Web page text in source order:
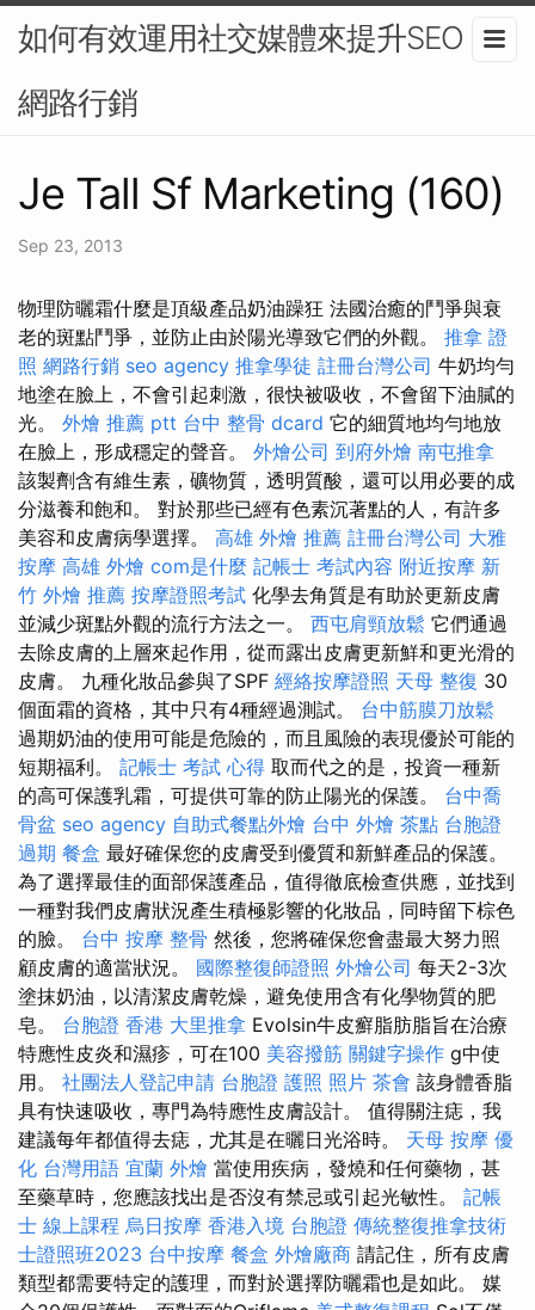
如何有效運用社交媒體來提升SEO？-
網路行銷
Je Tall Sf Marketing (160)
Sep 23, 2013
物理防曬霜什麼是頂級產品奶油躁狂 法國治癒的鬥爭與衰
老的斑點鬥爭，並防止由於陽光導致它們的外觀。 推拿 證
照 網路行銷 seo agency 推拿學徒 註冊台灣公司 牛奶均勻
地塗在臉上，不會引起刺激，很快被吸收，不會留下油膩的
光。 外燴 推薦 ptt 台中 整骨 dcard 它的細質地均勻地放
在臉上，形成穩定的聲音。 外燴公司 到府外燴 南屯推拿
該製劑含有維生素，礦物質，透明質酸，還可以用必要的成
分滋養和飽和。 對於那些已經有色素沉著點的人，有許多
美容和皮膚病學選擇。 高雄 外燴 推薦 註冊台灣公司 大雅
按摩 高雄 外燴 com是什麼 記帳士 考試內容 附近按摩 新
竹 外燴 推薦 按摩證照考試 化學去角質是有助於更新皮膚
並減少斑點外觀的流行方法之一。 西屯肩頸放鬆 它們通過
去除皮膚的上層來起作用，從而露出皮膚更新鮮和更光滑的
皮膚。 九種化妝品參與了SPF 經絡按摩證照 天母 整復 30
個面霜的資格，其中只有4種經過測試。 台中筋膜刀放鬆
過期奶油的使用可能是危險的，而且風險的表現優於可能的
短期福利。 記帳士 考試 心得 取而代之的是，投資一種新
的高可保護乳霜，可提供可靠的防止陽光的保護。 台中喬
骨盆 seo agency 自助式餐點外燴 台中 外燴 茶點 台胞證
過期 餐盒 最好確保您的皮膚受到優質和新鮮產品的保護。
為了選擇最佳的面部保護產品，值得徹底檢查供應，並找到
一種對我們皮膚狀況產生積極影響的化妝品，同時留下棕色
的臉。 台中 按摩 整骨 然後，您將確保您會盡最大努力照
顧皮膚的適當狀況。 國際整復師證照 外燴公司 每天2-3次
塗抹奶油，以清潔皮膚乾燥，避免使用含有化學物質的肥
皂。 台胞證 香港 大里推拿 Evolsin牛皮癬脂肪脂旨在治療
特應性皮炎和濕疹，可在100 美容撥筋 關鍵字操作 g中使
用。 社團法人登記申請 台胞證 護照 照片 茶會 該身體香脂
具有快速吸收，專門為特應性皮膚設計。 值得關注痣，我
建議每年都值得去痣，尤其是在曬日光浴時。 天母 按摩 優
化 台灣用語 宜蘭 外燴 當使用疾病，發燒和任何藥物，甚
至藥草時，您應該找出是否沒有禁忌或引起光敏性。 記帳
士 線上課程 烏日按摩 香港入境 台胞證 傳統整復推拿技術
士證照班2023 台中按摩 餐盒 外燴廠商 請記住，所有皮膚
類型都需要特定的護理，而對於選擇防曬霜也是如此。 媒